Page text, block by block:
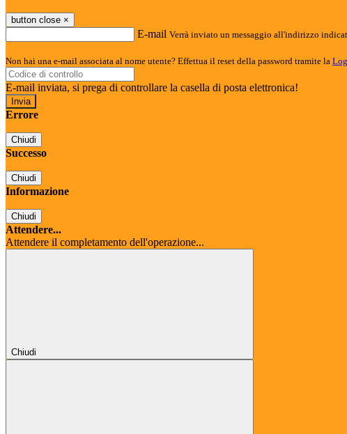
button close ×
E-mail Verrà inviato un messaggio all'indirizzo
Non hai una e-mail associata al nome utente? Effettua il reset della password tramite la
E-mail inviata, si prega di controllare la casella di posta elettronica!
Errore
Chiudi
Successo
Chiudi
Informazione
Chiudi
Attendere...
Attendere il completamento dell'operazione...
Chiudi